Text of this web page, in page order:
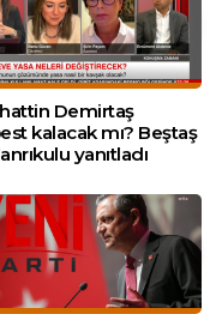
Demirtaş
kalacak mı? Beştaş
yanıtladı